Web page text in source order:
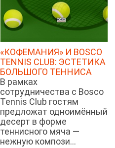
«КОФЕМАНИЯ» И BOSCO
TENNIS CLUB: ЭСТЕТИКА
БОЛЬШОГО ТЕННИСА
В рамках
сотрудничества с Bosco
Tennis Club гостям
предложат одноимённый
десерт в форме
теннисного мяча —
нежную компози...